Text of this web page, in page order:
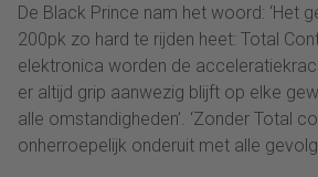
De Black Prince nam het woord: ‘Het
200pk zo hard te rijden heet: Total
elektronica worden de
er altijd grip aanwezig blijft op elke
alle omstandigheden’. ‘Zonder Total
onherroepelijk onderuit met alle